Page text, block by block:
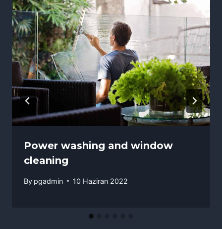
Power washing and window
cleaning
By pgadmin 10 Haziran 2022